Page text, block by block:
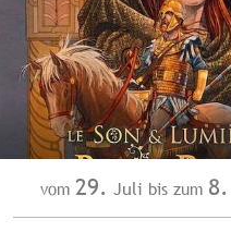
vom 29. Juli bis zum 8.